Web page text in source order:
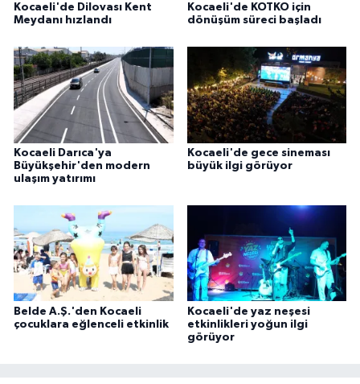
Kocaeli'de Dilovası Kent
Meydanı hızlandı
Kocaeli'de KOTKO için
dönüşüm süreci başladı
Kocaeli Darıca'ya
Büyükşehir'den modern
ulaşım yatırımı
Kocaeli'de gece sineması
büyük ilgi görüyor
Belde A.Ş.'den Kocaeli
çocuklara eğlenceli etkinlik
Kocaeli'de yaz neşesi
etkinlikleri yoğun ilgi
görüyor